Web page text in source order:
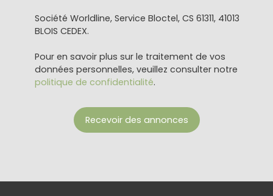
Société Worldline, Service Bloctel, CS 61311, 41013
BLOIS CEDEX.
Pour en savoir plus sur le traitement de vos
données personnelles, veuillez consulter notre
politique de confidentialité.
Recevoir des annonces